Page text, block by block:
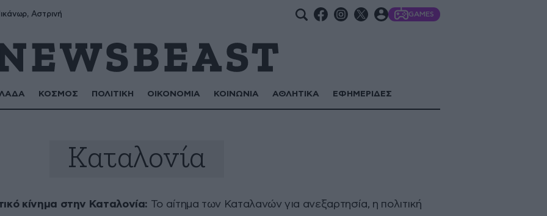
Αστρινή GAMES
ΚΟΣΜΟΣ ΠΟΛΙΤΙΚΗ ΟΙΚΟΝΟΜΙΑ ΚΟΙΝΩΝΙΑ ΑΘΛΗΤΙΚΑ ΕΦΗΜΕΡΙΔΕΣ
Καταλονία
κίνημα στην Καταλονία: Το αίτημα των Καταλανών για ανεξαρτησία, η πολιτική